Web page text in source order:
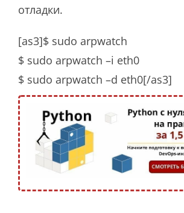
отладки.
[as3]$ sudo arpwatch
$ sudo arpwatch –i eth0
$ sudo arpwatch –d eth0[/as3]